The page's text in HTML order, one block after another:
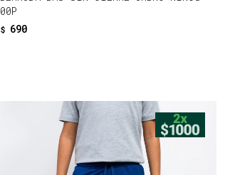
00P
$ 690